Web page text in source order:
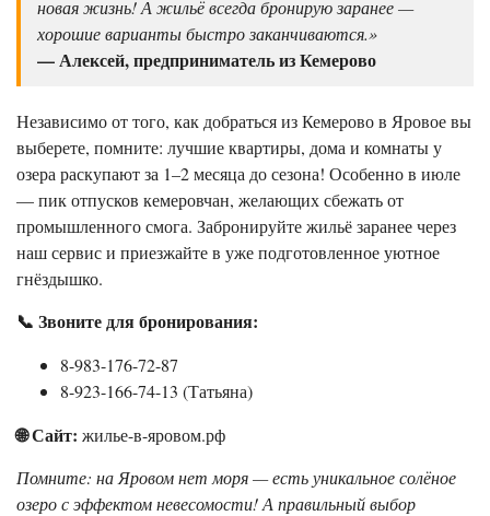
новая жизнь! А жильё всегда бронирую заранее —
хорошие варианты быстро заканчиваются.»
— Алексей, предприниматель из Кемерово
Независимо от того, как добраться из Кемерово в Яровое вы
выберете, помните: лучшие квартиры, дома и комнаты у
озера раскупают за 1–2 месяца до сезона! Особенно в июле
— пик отпусков кемеровчан, желающих сбежать от
промышленного смога. Забронируйте жильё заранее через
наш сервис и приезжайте в уже подготовленное уютное
гнёздышко.
📞 Звоните для бронирования:
8-983-176-72-87
8-923-166-74-13 (Татьяна)
🌐 Сайт: жилье-в-яровом.рф
Помните: на Яровом нет моря — есть уникальное солёное
озеро с эффектом невесомости! А правильный выбор